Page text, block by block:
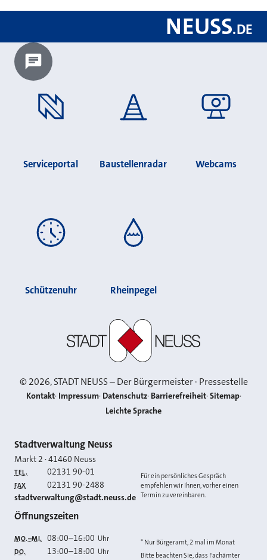
NEUSS.DE
Chatbot laden?
Serviceportal Baustellenradar Webcams
Schützenuhr Rheinpegel
©2026, STADT NEUSS – Der Bürgermeister · Pressestelle
Kontakt Impressum Datenschutz Barrierefreiheit Sitemap
Leichte Sprache
Kontakt
Stadtverwaltung Neuss
Markt 2 ·41460 Neuss
TEL. 02131 90-01
FAX 02131 90-2488
E-MAIL
stadtverwaltung@stadt.neuss.de
Für ein persönliches Gespräch
empfehlen wir Ihnen, vorher einen
Termin zu vereinbaren.
Öffnungszeiten
MO.–MI. 08:00–16:00 Uhr
DO. 13:00–18:00 Uhr
* Nur Bürgeramt, 2 mal im Monat
Bitte beachten Sie, dass Fachämter